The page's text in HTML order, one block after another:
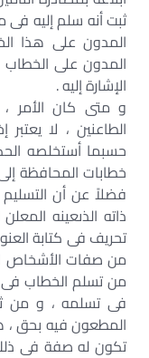
ثبت أنه سلم إليه فى
المدون على هذا
الإشارة إليه .
و متى كان الأمر
الطاعنين ، لا
حسبما أستخلصه
خطابات المحافظة
فضلاً عن أن
ذاته الذىعينه
تحريف فى كتابة
من صفات الأشخاص
من تسلم الخطاب فى
فى تسلمه ، و من
المطعون فيه بحق
تكون له صفة فى